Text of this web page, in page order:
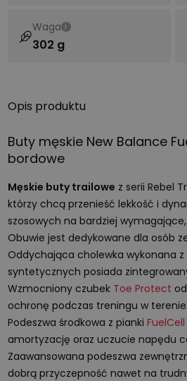
Waga i
302 g
Opis produktu
Buty męskie New Balance
bordowe
Męskie buty trailowe z serii Rebel
którzy chcą przenieść lekkość i
szosowych na bardziej
Obuwie jest dedykowane dla osób
Oddychająca cholewka wykonana
syntetycznych posiada
Wzmocniony czubek Toe Protect
ochronę podczas treningu w terenie.
Podeszwa środkowa z pianki FuelCell
amortyzację oraz uczucie napędu
Zaawansowana podeszwa
dobrą przyczepność nawet na